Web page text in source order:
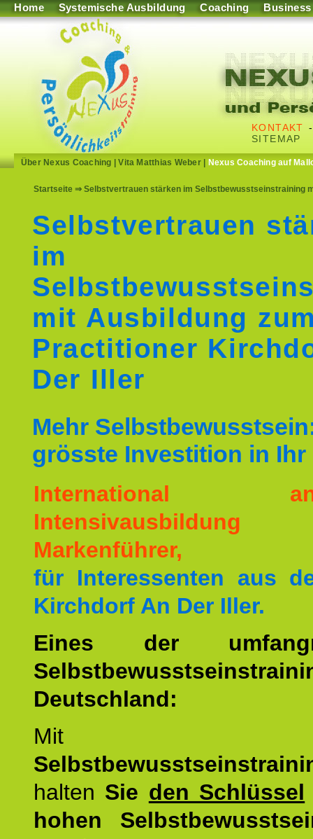
Home Systemische Ausbildung Coaching Business
KONTAKT
SITEMAP
Über Nexus Coaching |Vita Matthias Weber| Nexus Coaching auf
Startseite ⇒ Selbstvertrauen stärken im Selbstbewusstseinstraining
Selbstvertrauen
im
mit Ausbildung
Practitioner
Der Iller
Mehr
grösste Investition in Ihr
International
Markenführer,
für Interessenten aus
Kirchdorf An Der Iller.
Eines der
Deutschland:
Mit
halten Sie den Schlüssel
hohen